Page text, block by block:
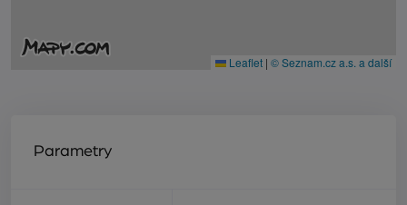
Leaflet | © Seznam.cz a.s. a další
Parametry